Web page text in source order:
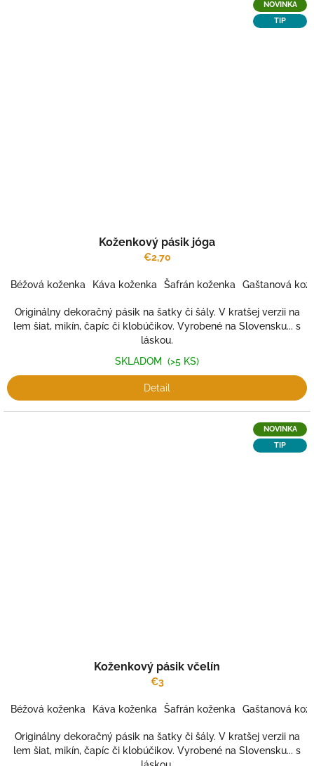
NOVINKA
TIP
Koženkový pásik jóga
€2,70
Béžová koženka Káva koženka Šafrán koženka Gaštanová
Originálny dekoračný pásik na šatky či šály. V kratšej verzii na
lem šiat, mikín, čapíc či klobúčikov. Vyrobené na Slovensku... s
láskou.
SKLADOM (>5 KS)
Detail
NOVINKA
TIP
Koženkový pásik včelín
€3
Béžová koženka Káva koženka Šafrán koženka Gaštanová
Originálny dekoračný pásik na šatky či šály. V kratšej verzii na
lem šiat, mikín, čapíc či klobúčikov. Vyrobené na Slovensku... s